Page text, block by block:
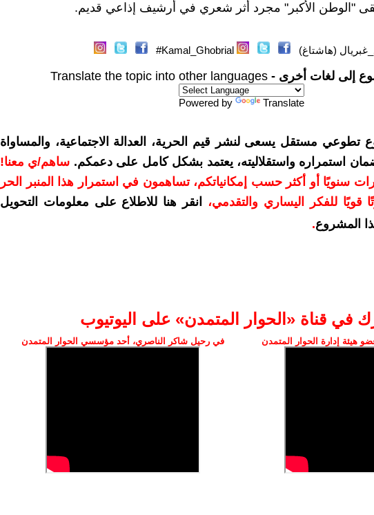
"الوطن الأكبر" مجرد أثر شعري في أرشيف إذاعي قديم.
(هاشتاغ) Kamal_Ghobrial#
إلى لغات أخرى - Translate the topic into other languages
Powered by Translate
تطوعي مستقل يسعى لنشر قيم الحرية، العدالة الاجتماعية، والمساواة
استمراره واستقلاليته، يعتمد بشكل كامل على دعمكم. ساهم/ي معنا!
بمبلغ 10 دولارات سنويًا أو أكثر حسب إمكانياتكم، تساهمون في استمرار هذا المنبر الحر
قويًا للفكر اليساري والتقدمي،
انقر هنا للاطلاع على معلومات التحويل
المشروع.
في قناة ‫«الحوار المتمدن» على اليوتيوب
هيئة إدارة الحوار المتمدن في رحيل شاكر الناصري، أحد مؤسسي الحوار المتمدن